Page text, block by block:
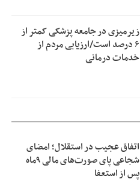
زیرمیزی در جامعه پزشکی کمتر از
۶ درصد است/ارزیابی مردم از
خدمات درمانی
اتفاق عجیب در استقلال؛ امضای
شجاعی پای صورت‌های مالی ٩ماه
پس از استعفا